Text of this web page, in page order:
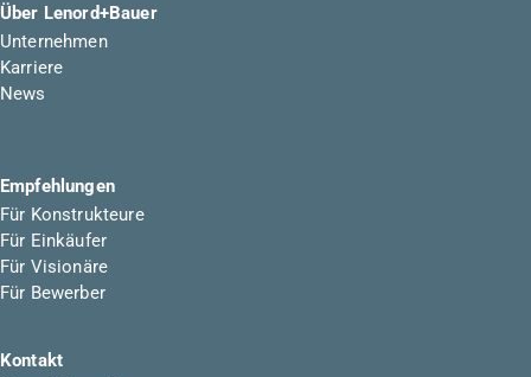
Über Lenord+Bauer
Unternehmen
Karriere
News
Empfehlungen
Für Konstrukteure
Für Einkäufer
Für Visionäre
Für Bewerber
Kontakt